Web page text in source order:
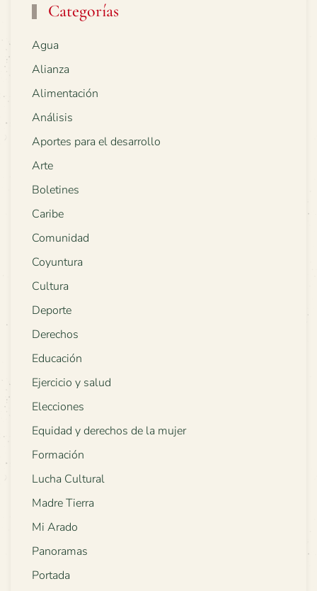
Categorías
Agua
Alianza
Alimentación
Análisis
Aportes para el desarrollo
Arte
Boletines
Caribe
Comunidad
Coyuntura
Cultura
Deporte
Derechos
Educación
Ejercicio y salud
Elecciones
Equidad y derechos de la mujer
Formación
Lucha Cultural
Madre Tierra
Mi Arado
Panoramas
Portada